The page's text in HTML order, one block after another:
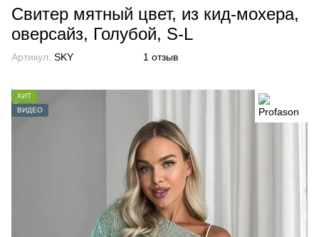
Свитер мятный цвет, из кид-мохера,
оверсайз, Голубой, S-L
Артикул: SKY 1 отзыв
ХИТ
ВИДЕО